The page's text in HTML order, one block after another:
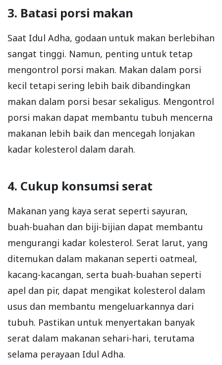
3. Batasi porsi makan
Saat Idul Adha, godaan untuk makan berlebihan
sangat tinggi. Namun, penting untuk tetap
mengontrol porsi makan. Makan dalam porsi
kecil tetapi sering lebih baik dibandingkan
makan dalam porsi besar sekaligus. Mengontrol
porsi makan dapat membantu tubuh mencerna
makanan lebih baik dan mencegah lonjakan
kadar kolesterol dalam darah.
4. Cukup konsumsi serat
Makanan yang kaya serat seperti sayuran,
buah-buahan dan biji-bijian dapat membantu
mengurangi kadar kolesterol. Serat larut, yang
ditemukan dalam makanan seperti oatmeal,
kacang-kacangan, serta buah-buahan seperti
apel dan pir, dapat mengikat kolesterol dalam
usus dan membantu mengeluarkannya dari
tubuh. Pastikan untuk menyertakan banyak
serat dalam makanan sehari-hari, terutama
selama perayaan Idul Adha.